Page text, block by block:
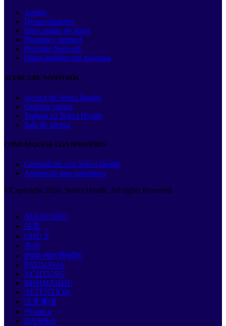
Agents
Desarrolladores
Intercambio de datos
Pharmacy support
Provider Network
Datos legibles por máquina
ACERCA DE NOSOTROS
Acerca de Select Health
Quiénes somos
Trabaja en Select Health
Sala de prensa
COMUNÍQUESE CON NOSOTROS
Comunícate con Select Health
Asistencia para miembros
©Copyright 2026. Select Health. All rights Reserved
ATENCIÓN:
注意
CHÚ Ý
주의
कृपया ध्यान दिनुहोस्
PAUNAWA
ACHTUNG
ВНИМАНИЕ
ATTENTION
注意事項
ማሳሰቢያ
ПАЖЊА